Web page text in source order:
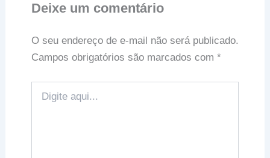
Deixe um comentário
O seu endereço de e-mail não será publicado.
Campos obrigatórios são marcados com *
aqui...